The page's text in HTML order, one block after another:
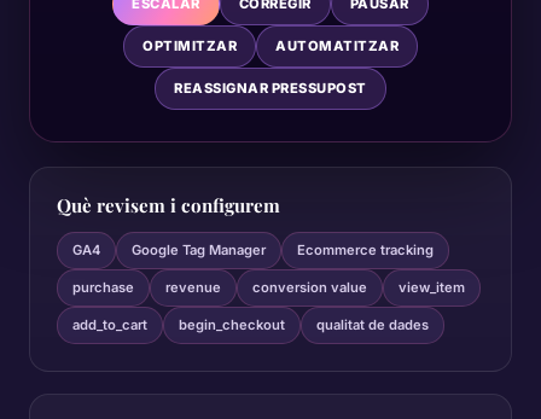
ESCALAR CORREGIR PAUSAR
OPTIMITZAR AUTOMATITZAR
REASSIGNAR PRESSUPOST
Què revisem i configurem
GA4 Google Tag Manager Ecommerce tracking
purchase revenue conversion value view_item
add_to_cart begin_checkout qualitat de dades